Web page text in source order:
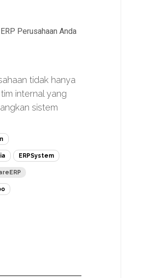
Perusahaan Anda
tidak hanya
internal yang
sistem
ERPSystem